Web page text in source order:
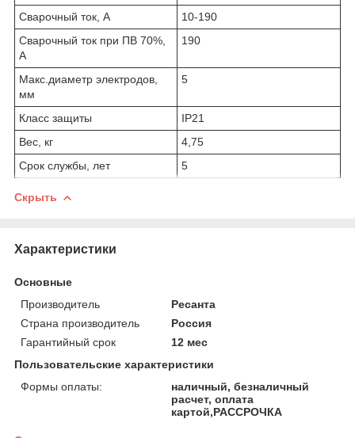
Сварочный ток, А
10-190
Сварочный ток при ПВ 70%,
А
190
Макс.диаметр электродов,
мм
5
Класс защиты
IP21
Вес, кг
4,75
Срок службы, лет
5
Скрыть
Характеристики
Основные
Производитель
Ресанта
Страна производитель
Россия
Гарантийный срок
12 мес
Пользовательские характеристики
Формы оплаты:
наличный, безналичный
расчет, оплата
картой,РАССРОЧКА